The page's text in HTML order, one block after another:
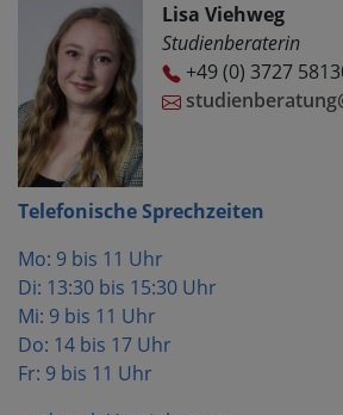
Lisa Viehweg
Studienberaterin
+49 (0) 3727
Telefonische Sprechzeiten
Mo: 9 bis 11 Uhr
Di: 13:30 bis 15:30 Uhr
Mi: 9 bis 11 Uhr
Do: 14 bis 17 Uhr
Fr: 9 bis 11 Uhr